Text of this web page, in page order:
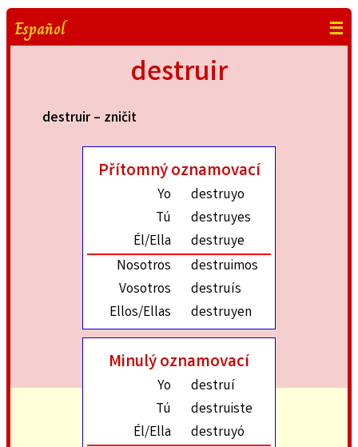
Español ☰
destruir
destruir – zničit
Přítomný oznamovací
Yo
destruyo
Tú
destruyes
Él/Ella
destruye
Nosotros
destruimos
Vosotros
destruís
Ellos/Ellas
destruyen
Minulý oznamovací
Yo
destruí
Tú
destruiste
Él/Ella
destruyó